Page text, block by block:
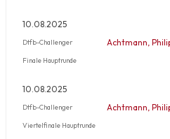
10.08.2025
Dtfb-Challenger
Finale Hauptrunde
Achtmann,
10.08.2025
Dtfb-Challenger
Viertelfinale Hauptrunde
Achtmann,